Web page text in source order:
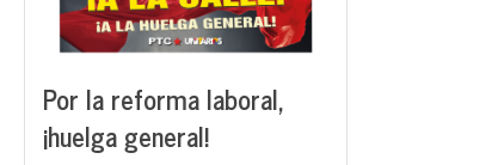
Por la reforma laboral,
¡huelga general!